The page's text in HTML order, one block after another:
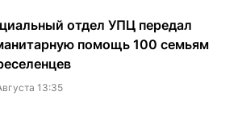
отдел УПЦ передал
помощь 100 семьям
13:35